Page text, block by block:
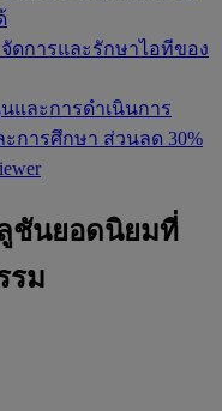
จัดการและรักษาไอทีของ
และการดำเนินการ
ะการศึกษา ส่วนลด 30%
ชันยอดนิยมที่
รม